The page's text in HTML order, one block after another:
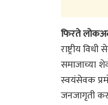
फिरते
राष्ट्रीय
समाजाच्या
स्वयंसेवक
जनजागृती